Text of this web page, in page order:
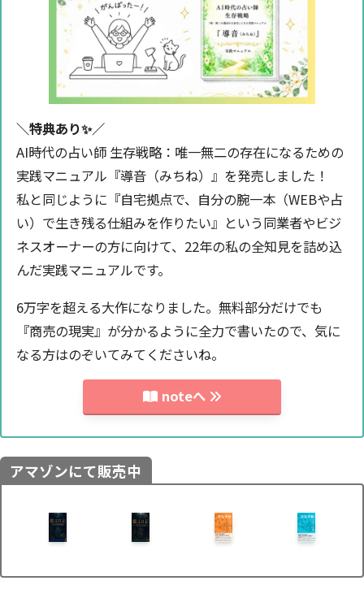
＼特典あり✨️／
AI時代の占い師 生存戦略：唯一無二の存在になるための
実践マニュアル『導音（みちね）』を発売しました！
私と同じように『自宅拠点で、自分の腕一本（WEBや占
い）で生き残る仕組みを作りたい』という同業者やビジ
ネスオーナーの方に向けて、22年の私の全知見を詰め込
んだ実践マニュアルです。
6万字を超える大作になりました。無料部分だけでも
『商売の現実』が分かるように全力で書いたので、気に
なる方はのぞいてみてくださいね。
noteへ
アマゾンにて販売中